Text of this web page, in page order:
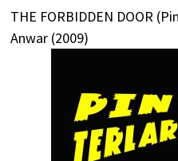
THE FORBIDDEN DOOR
Anwar (2009)